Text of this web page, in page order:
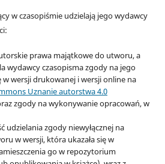
w czasopiśmie udzielają jego wydawcy
prawa majątkowe do utworu, a
wydawcy czasopisma zgody na jego
w wersji drukowanej i wersji online na
Uznanie autorstwa 4.0
zgody na wykonywanie opracowań, w
udzielania zgody niewyłącznej na
w wersji, która ukazała się w
go w repozytorium